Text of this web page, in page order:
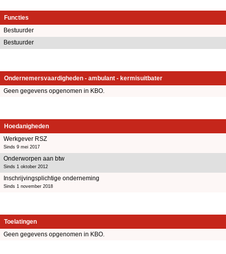
Functies
Bestuurder
Bestuurder
Ondernemersvaardigheden - ambulant - kermisuitbater
Geen gegevens opgenomen in KBO.
Hoedanigheden
Werkgever RSZ
Sinds 9 mei 2017
Onderworpen aan btw
Sinds 1 oktober 2012
Inschrijvingsplichtige onderneming
Sinds 1 november 2018
Toelatingen
Geen gegevens opgenomen in KBO.